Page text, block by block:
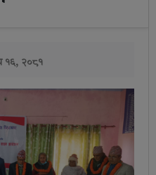
१६, २०८१